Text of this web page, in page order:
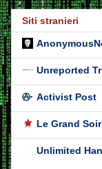
Siti stranieri
Unreported
Activist Post
Le Grand Soir
Unlimited